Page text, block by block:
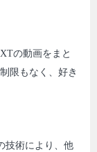
の動画をまと
限もなく、好き
技術により、他